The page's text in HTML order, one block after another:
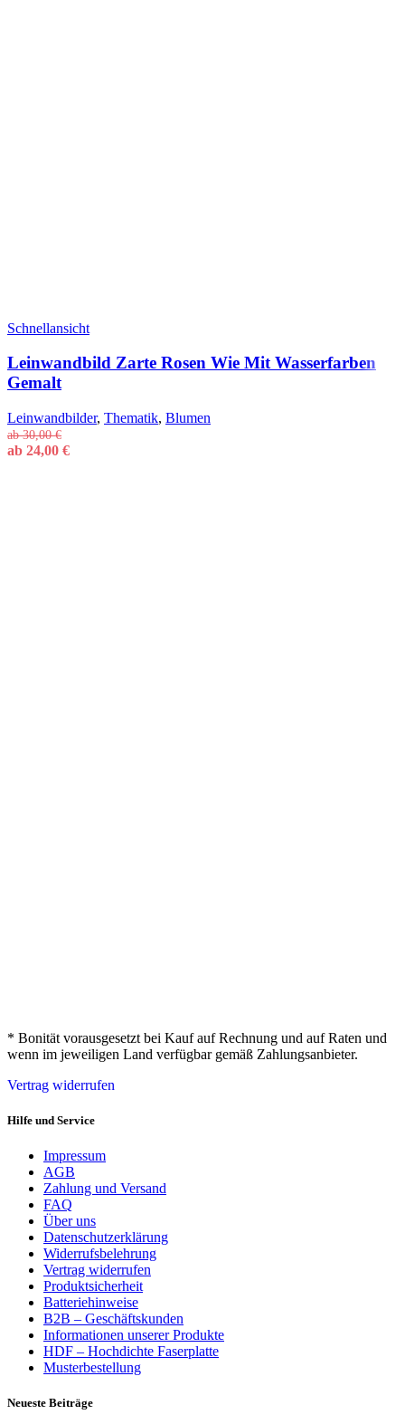
Schnellansicht
Leinwandbild Zarte Rosen Wie Mit Wasserfarben
Gemalt
Leinwandbilder, Thematik, Blumen
ab30,00€
ab 24,00 €
* Bonität vorausgesetzt bei Kauf auf Rechnung und auf Raten und
wenn im jeweiligen Land verfügbar gemäß Zahlungsanbieter.
Vertrag widerrufen
Hilfe und Service
Impressum
AGB
Zahlung und Versand
FAQ
Über uns
Datenschutzerklärung
Widerrufsbelehrung
Vertrag widerrufen
Produktsicherheit
Batteriehinweise
B2B – Geschäftskunden
Informationen unserer Produkte
HDF – Hochdichte Faserplatte
Musterbestellung
Neueste Beiträge